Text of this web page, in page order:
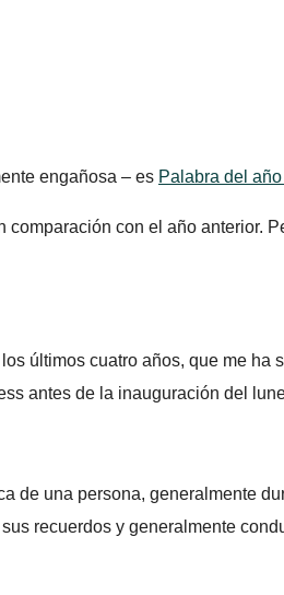
engañosa – es Palabra del
con el año anterior.
últimos cuatro años, que me
antes de la inauguración del
una persona, generalmente
recuerdos y generalmente